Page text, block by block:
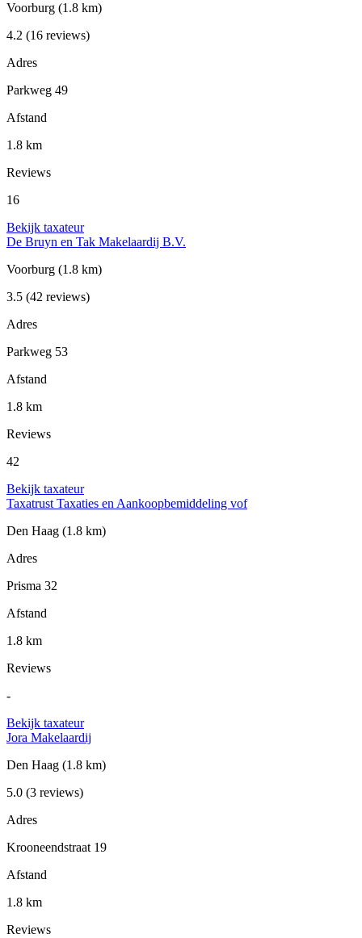
Voorburg (1.8 km)
4.2 (16 reviews)
Adres
Parkweg 49
Afstand
1.8 km
Reviews
16
Bekijk taxateur
De Bruyn en Tak Makelaardij B.V.
Voorburg (1.8 km)
3.5 (42 reviews)
Adres
Parkweg 53
Afstand
1.8 km
Reviews
42
Bekijk taxateur
Taxatrust Taxaties en Aankoopbemiddeling vof
Den Haag (1.8 km)
Adres
Prisma 32
Afstand
1.8 km
Reviews
-
Bekijk taxateur
Jora Makelaardij
Den Haag (1.8 km)
5.0 (3 reviews)
Adres
Krooneendstraat 19
Afstand
1.8 km
Reviews